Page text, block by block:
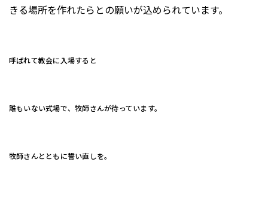
きる場所を作れたらとの願いが込められています。
呼ばれて教会に入場すると
誰もいない式場で、牧師さんが待っています。
牧師さんとともに誓い直しを。